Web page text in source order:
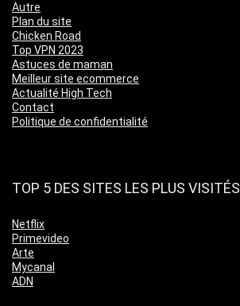
Autre
Plan du site
Chicken Road
Top VPN 2023
Astuces de maman
Meilleur site ecommerce
Actualité High Tech
Contact
Politique de confidentialité
TOP 5 DES SITES LES PLUS VISITÉS
Netflix
Primevideo
Arte
Mycanal
ADN